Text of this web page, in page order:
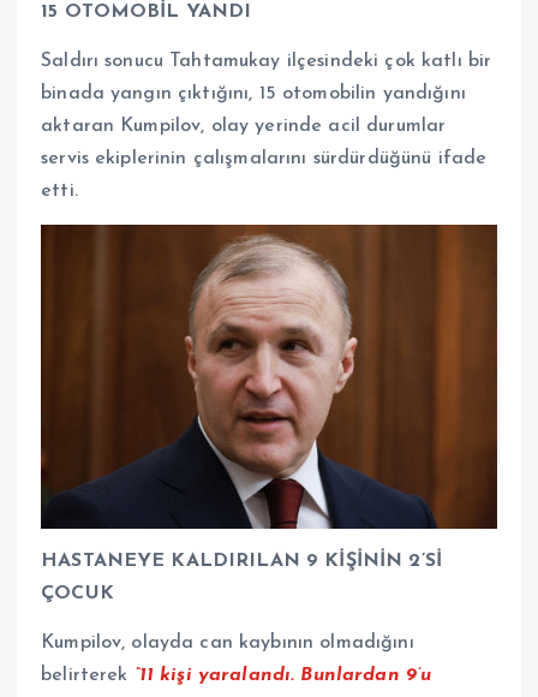
15 OTOMOBİL YANDI
Saldırı sonucu Tahtamukay ilçesindeki çok katlı bir
binada yangın çıktığını, 15 otomobilin yandığını
aktaran Kumpilov, olay yerinde acil durumlar
servis ekiplerinin çalışmalarını sürdürdüğünü ifade
etti.
HASTANEYE KALDIRILAN 9 KİŞİNİN 2’Sİ
ÇOCUK
Kumpilov, olayda can kaybının olmadığını
belirterek “11 kişi yaralandı. Bunlardan 9’u